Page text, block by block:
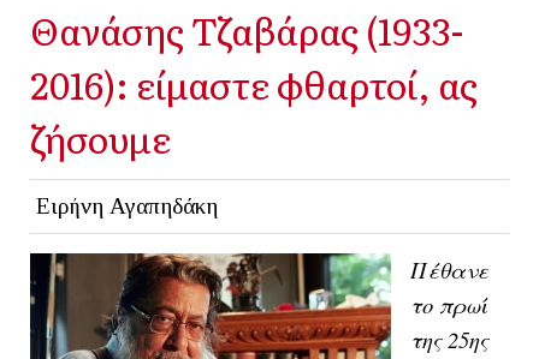
Θανάσης Τζαβάρας (1933-
2016): είμαστε φθαρτοί, ας
ζήσουμε
Ειρήνη Αγαπηδάκη
Πέθανε
το πρωί
της 25ης